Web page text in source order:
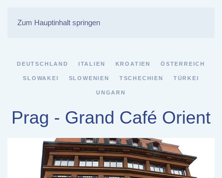
Zum Hauptinhalt springen
DEUTSCHLAND ITALIEN KROATIEN ÖSTERREICH
SLOWAKEI SLOWENIEN TSCHECHIEN TÜRKEI
UNGARN
Prag - Grand Café Orient